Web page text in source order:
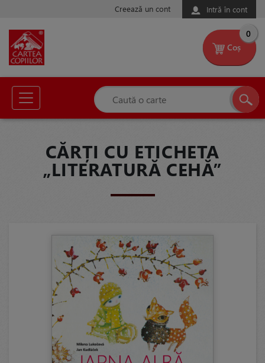
Creează un cont Intră în cont
Coș
0
CĂRȚI CU ETICHETA
„LITERATURĂ CEHĂ”